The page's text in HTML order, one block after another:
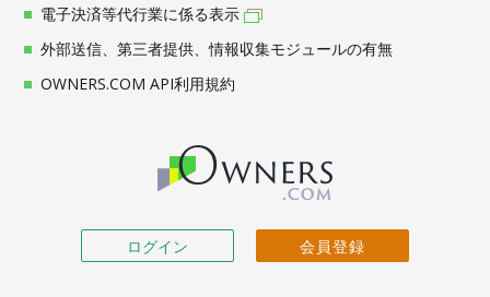
ログイン 会員登録
電子決済等代行業に係る表示
外部送信、第三者提供、情報収集モジュールの有無
OWNERS.COM API利用規約